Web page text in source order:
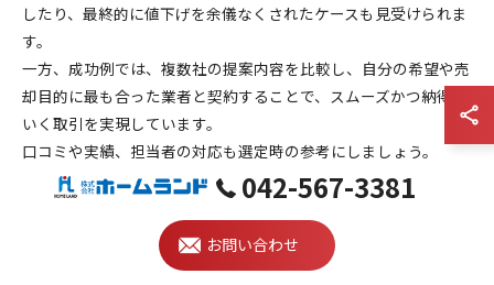
したり、最終的に値下げを余儀なくされたケースも見受けられま
す。
一方、成功例では、複数社の提案内容を比較し、自分の希望や売
却目的に最も合った業者と契約することで、スムーズかつ納得の
いく取引を実現しています。
口コミや実績、担当者の対応も選定時の参考にしましょう。
売却活動を進める中で意識したいチェックポイントは、物件の魅
力を最大限に伝える準備と、内覧対応の工夫です。清掃や整理整
042-567-3381
お問い合わせ